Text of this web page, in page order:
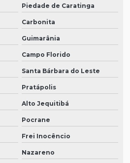
Piedade de Caratinga
Carbonita
Guimarânia
Campo Florido
Santa Bárbara do Leste
Pratápolis
Alto Jequitibá
Pocrane
Frei Inocêncio
Nazareno